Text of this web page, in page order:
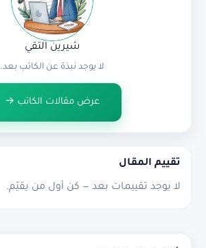
شيرين التقي
لا يوجد نبذة عن الكاتب بعد.
عرض مقالات الكاتب →
تقييم المقال
لا يوجد تقييمات بعد — كن أول من يقيّم.